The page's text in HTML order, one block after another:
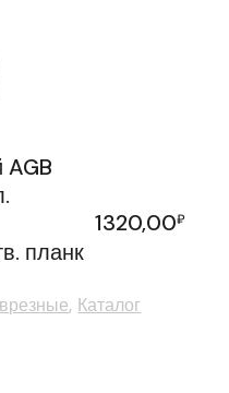
планк
1320,00₽
Каталог